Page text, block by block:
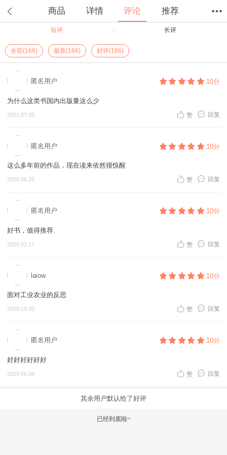
商品 详情 评论 推荐
短评 长评
全部(166) 最新(166) 好评(166)
匿名用户 10分
为什么这类书国内出版量这么少
2021.07.05 回复
赞
匿名用户 10分
这么多年前的作品，现在读来依然很惊醒
2020.06.25 回复
赞
匿名用户 10分
好书，值得推荐.
2020.02.17 回复
赞
laiow 10分
面对工业农业的反思
2019.10.20 回复
赞
匿名用户 10分
好好好好好好
2019.06.08 回复
赞
其余用户默认给了好评
已经到底啦~